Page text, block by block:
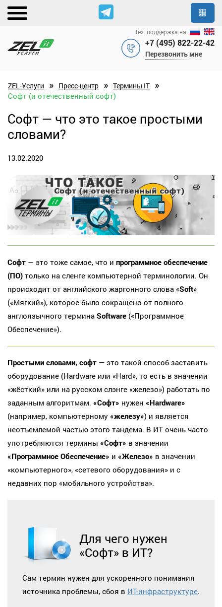
+7 (495) 822-22-42
Перезвонить мне
Тех. поддержка на
ZEL-Услуги » Пресс-центр » Термины IT »
Софт (и отечественный софт)
Софт — что это такое простыми
словами?
13.02.2020
Софт — это тоже самое, что и программное обеспечение
(ПО) только на сленге компьютерной терминологии. Он
происходит от английского жаргонного слова «Soft»
(«Мягкий»), которое было сокращено от полного
англоязычного термина Software («Программное
Обеспечение»).
Простыми словами, софт — это такой способ заставить
оборудование (Hardware или «Hard», то есть в значении
«жёсткий» или на русском слэнге «железо») работать по
заданным алгоритмам. «Софт» нужен «Hardware»
(например, компьютерному «железу») и является
неотъемлемой частью этого тандема. В ИТ очень часто
употребляются термины «Софт» в значении
«Программное Обеспечение» и «Железо» в значении
«компьютерного», «сетевого оборудования» и с
недавних пор «мобильного устройства».
Для чего нужен
«Софт» в ИТ?
Сам термин нужен для ускоренного понимания
источника проблемы, сбоя в ИТ-инфраструктуре.